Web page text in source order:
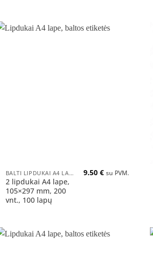
BALTI LIPDUKAI A4 LAPUOSE
2 lipdukai A4 lape,
105×297 mm, 200
vnt., 100 lapų
9.50 € su PVM.